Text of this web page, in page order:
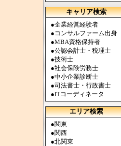
キャリア検索
●企業経営経験者
● コンサルファーム出身
●MBA資格保持者
●公認会計士・税理士
●技術士
●社会保険労務士
●中小企業診断士
●司法書士・行政書士
●ITコーディネータ
エリア検索
●関東
●関西
●北関東